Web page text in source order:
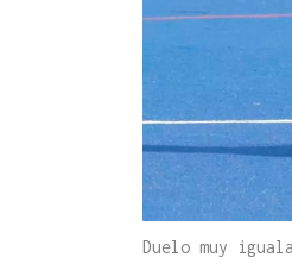
Duelo muy